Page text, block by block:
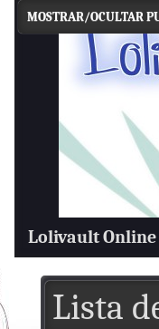
Lolivault Online
Lista
MOSTRAR/OCULTAR